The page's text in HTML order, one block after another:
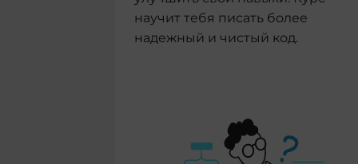
научит тебя писать более
надежный и чистый код.